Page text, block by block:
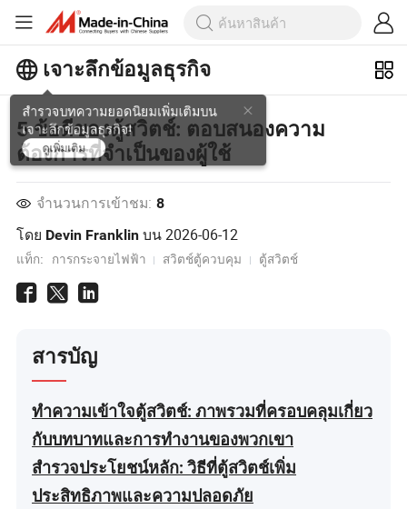
เจาะลึกข้อมูลธุรกิจ
สำรวจบทความยอดนิยมเพิ่มเติมบน
เจาะลึกข้อมูลธุรกิจ!
ดูเพิ่มเติม
5 ข้อดีของตู้สวิตช์: ตอบสนองความ
ต้องการที่จำเป็นของผู้ใช้
จำนวนการเข้าชม: 8
โดย Devin Franklin บน2026-06-12
แท็ก: การกระจายไฟฟ้า สวิตช์ตู้ควบคุม ตู้สวิตช์
สารบัญ
ทำความเข้าใจตู้สวิตช์: ภาพรวมที่ครอบคลุมเกี่ยว
กับบทบาทและการทำงานของพวกเขา
สำรวจประโยชน์หลัก: วิธีที่ตู้สวิตช์เพิ่ม
ประสิทธิภาพและความปลอดภัย